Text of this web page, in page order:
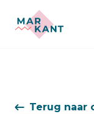
Terug naar